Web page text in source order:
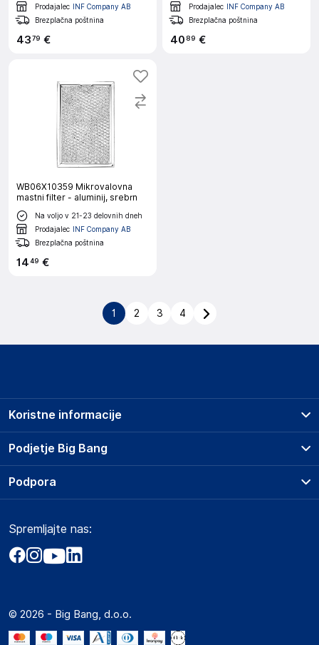
Prodajalec INF Company AB
Brezplačna poštnina
4379 €
Prodajalec INF Company AB
Brezplačna poštnina
40 89 €
WB06X10359 Mikrovalovna
mastni filter - aluminij, srebrn
Na voljo v 21-23 delovnih dneh
Prodajalec INF Company AB
Brezplačna poštnina
1449 €
1 2 3 4
Podjetje Big Bang
O podjetju
Obvestila za javnost
Akt o digitalnih storitvah
Marketplace za partnerje
Novosti
Koristne informacije
Prodajna mesta
Storitve
Dostava, vnos in odvoz
Zavarovanje izdelkov
Podpora
Marketplace
Kako oddati naročilo?
Spremljajte nas:
© 2026 - Big Bang, d.o.o.